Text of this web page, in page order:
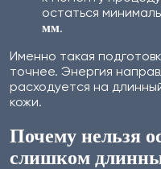
остаться
мм.
Именно такая
точнее. Энергия
расходуется на
кожи.
Почему нельзя
слишком